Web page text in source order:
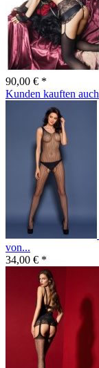
90,00 € *
Kunden kauften auch
von...
34,00 € *